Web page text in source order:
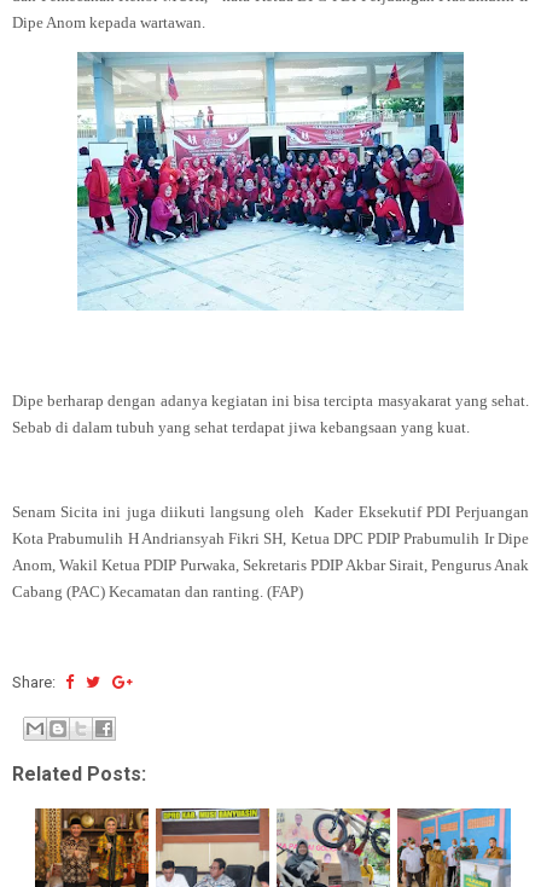
Dipe Anom kepada wartawan.
Dipe berharap dengan adanya kegiatan ini bisa tercipta masyakarat yang sehat.
Sebab di dalam tubuh yang sehat terdapat jiwa kebangsaan yang kuat.
Senam Sicita ini juga diikuti langsung oleh Kader Eksekutif PDI Perjuangan
Kota Prabumulih H Andriansyah Fikri SH, Ketua DPC PDIP Prabumulih Ir Dipe
Anom, Wakil Ketua PDIP Purwaka, Sekretaris PDIP Akbar Sirait, Pengurus Anak
Cabang (PAC) Kecamatan dan ranting. (FAP)
Share:
Related Posts: